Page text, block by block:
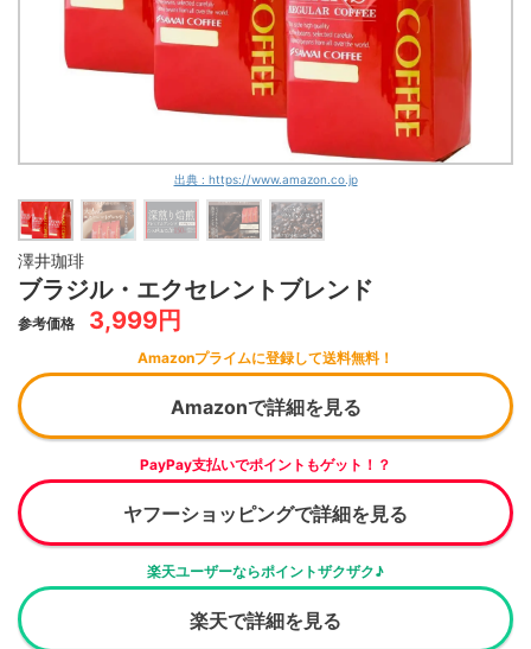
出典 : https://www.amazon.co.jp
澤井珈琲
ブラジル・エクセレントブレンド
参考価格 3,999円
Amazonプライムに登録して送料無料！
Amazonで詳細を見る
PayPay支払いでポイントもゲット！？
ヤフーショッピングで詳細を見る
楽天ユーザーならポイントザクザク♪
楽天で詳細を見る